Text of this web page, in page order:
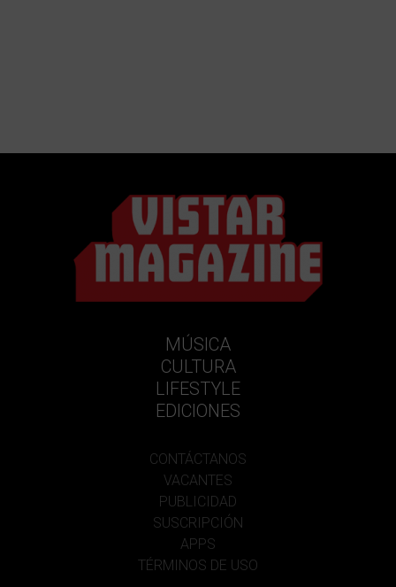
MÚSICA
CULTURA
LIFESTYLE
EDICIONES
CONTÁCTANOS
VACANTES
PUBLICIDAD
SUSCRIPCIÓN
APPS
TÉRMINOS DE USO